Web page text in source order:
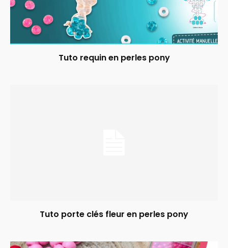
Tuto requin en perles pony
Tuto porte clés fleur en perles pony